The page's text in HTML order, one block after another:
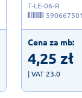
T-LE-06-R
Cena za mb:
4,25 zł
| VAT 23.0